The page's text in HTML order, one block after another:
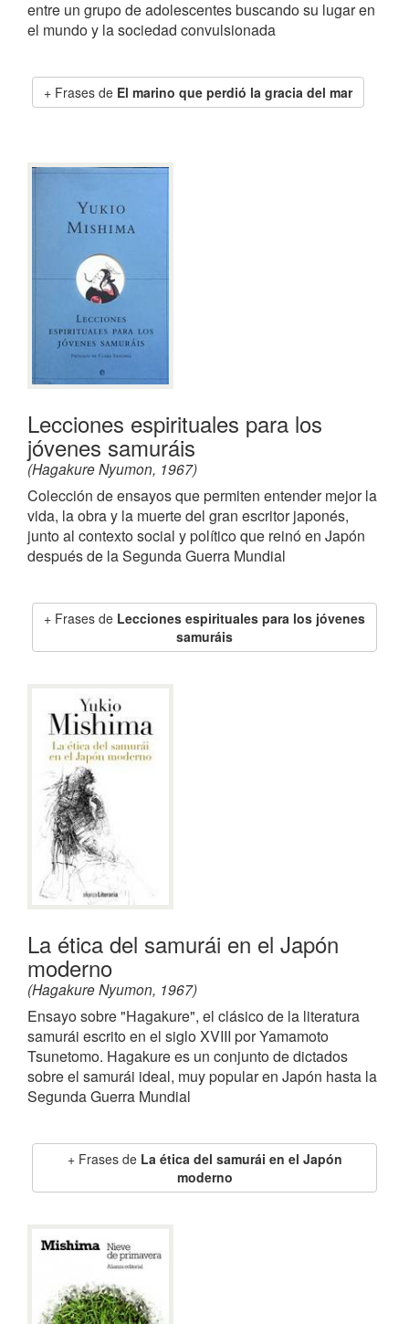
entre un grupo de adolescentes buscando su lugar en
el mundo y la sociedad convulsionada
Frases de El marino que perdió la gracia del mar
Lecciones espirituales para los
jóvenes samuráis
(Hagakure Nyumon, 1967)
Colección de ensayos que permiten entender mejor la
vida, la obra y la muerte del gran escritor japonés,
junto al contexto social y político que reinó en Japón
después de la Segunda Guerra Mundial
Frases de Lecciones espirituales para los jóvenes
samuráis
La ética del samurái en el Japón
moderno
(Hagakure Nyumon, 1967)
Ensayo sobre "Hagakure", el clásico de la literatura
samurái escrito en el siglo XVIII por Yamamoto
Tsunetomo. Hagakure es un conjunto de dictados
sobre el samurái ideal, muy popular en Japón hasta la
Segunda Guerra Mundial
Frases de La ética del samurái en el Japón
moderno